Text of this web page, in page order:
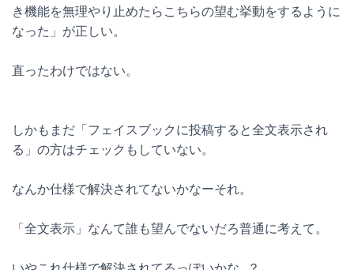
き機能を無理やり止めたらこちらの望む挙動をするように
なった」が正しい。
直ったわけではない。
しかもまだ「フェイスブックに投稿すると全文表示され
る」の方はチェックもしていない。
なんか仕様で解決されてないかなーそれ。
「全文表示」なんて誰も望んでないだろ普通に考えて。